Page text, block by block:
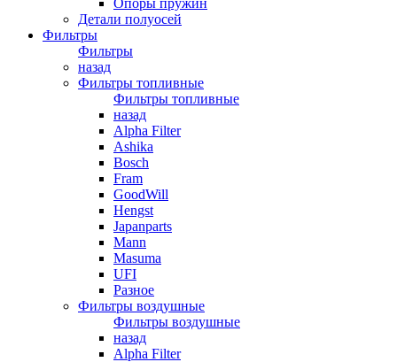
Опоры пружин
Детали полуосей
Фильтры
Фильтры
назад
Фильтры топливные
Фильтры топливные
назад
Alpha Filter
Ashika
Bosch
Fram
GoodWill
Hengst
Japanparts
Mann
Masuma
UFI
Разное
Фильтры воздушные
Фильтры воздушные
назад
Alpha Filter